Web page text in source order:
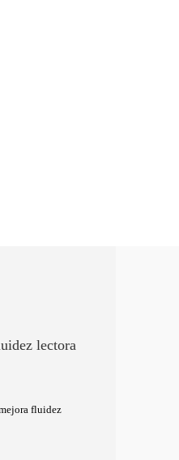
lectora
fluidez